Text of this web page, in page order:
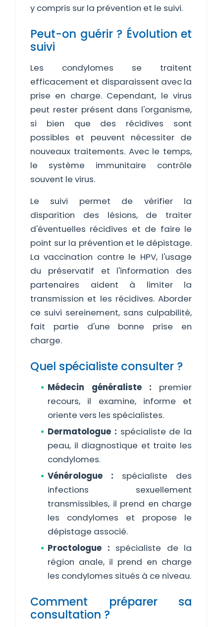
y compris sur la prévention et le suivi.
Peut-on guérir ? Évolution et
suivi
Les condylomes se traitent
efficacement et disparaissent avec la
prise en charge. Cependant, le virus
peut rester présent dans l'organisme,
si bien que des récidives sont
possibles et peuvent nécessiter de
nouveaux traitements. Avec le temps,
le système immunitaire contrôle
souvent le virus.
Le suivi permet de vérifier la
disparition des lésions, de traiter
d'éventuelles récidives et de faire le
point sur la prévention et le dépistage.
La vaccination contre le HPV, l'usage
du préservatif et l'information des
partenaires aident à limiter la
transmission et les récidives. Aborder
ce suivi sereinement, sans culpabilité,
fait partie d'une bonne prise en
charge.
Quel spécialiste consulter ?
Médecin généraliste : premier
recours, il examine, informe et
oriente vers les spécialistes.
Dermatologue : spécialiste de la
peau, il diagnostique et traite les
condylomes.
Vénérologue : spécialiste des
infections sexuellement
transmissibles, il prend en charge
les condylomes et propose le
dépistage associé.
Proctologue : spécialiste de la
région anale, il prend en charge
les condylomes situés à ce niveau.
Comment préparer sa
consultation ?